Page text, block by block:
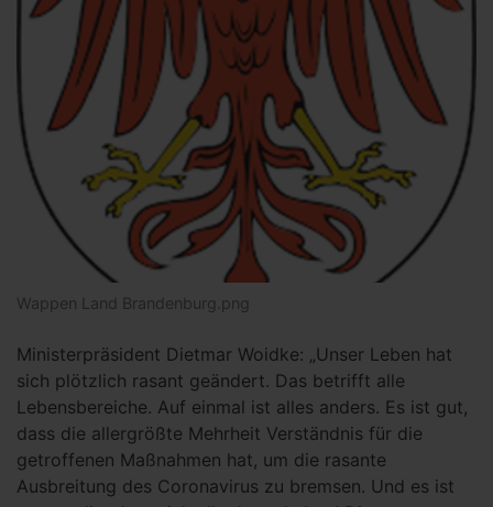
Wappen Land Brandenburg.png
Ministerpräsident Dietmar Woidke: „Unser Leben hat
sich plötzlich rasant geändert. Das betrifft alle
Lebensbereiche. Auf einmal ist alles anders. Es ist gut,
dass die allergrößte Mehrheit Verständnis für die
getroffenen Maßnahmen hat, um die rasante
Ausbreitung des Coronavirus zu bremsen. Und es ist